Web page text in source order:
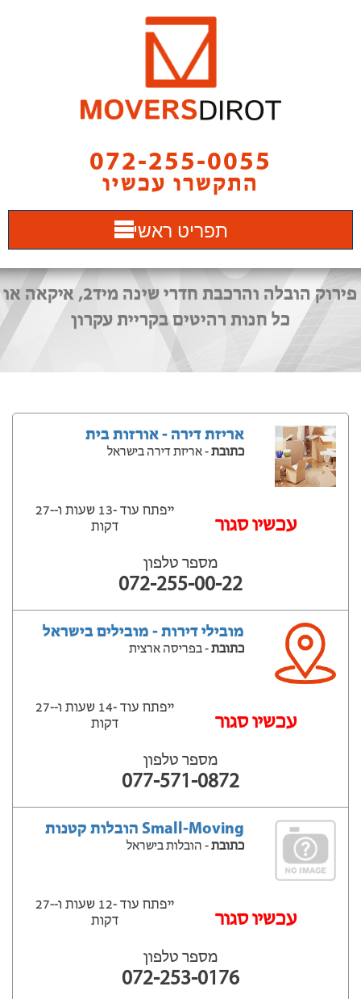
072-255-0055
התקשרו עכשיו
תפריט ראשי
פירוק הובלה והרכבת חדרי שינה מיד2, איקאה או
כל חנות רהיטים בקריית עקרון
אריזת דירה - אורזות בית
כתובת- אריזת דירה בישראל
‫עכשיו סגור
ייפתח עוד -13 שעות ‫ו--27
דקות
מספר טלפון
072-255-00-22
מובילי דירות - מובילים בישראל
כתובת- בפריסה ארצית
‫עכשיו סגור
ייפתח עוד -14 שעות ‫ו--27
דקות
מספר טלפון
077-571-0872
Small-Moving הובלות קטנות
כתובת- הובלות בישראל
‫עכשיו סגור
ייפתח עוד -12 שעות ‫ו--27
דקות
מספר טלפון
072-253-0176